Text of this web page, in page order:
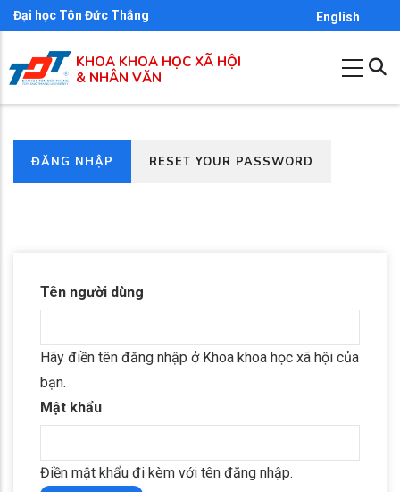
Nhảy
đến
nội
dung
Đại học Tôn Đức Thắng English
KHOA KHOA HỌC XÃ HỘI
& NHÂN VĂN
Primary
ĐĂNG NHẬP RESET YOUR PASSWORD
Tên người dùng
Hãy điền tên đăng nhập ở Khoa khoa học xã hội của
bạn.
Mật khẩu
Điền mật khẩu đi kèm với tên đăng nhập.